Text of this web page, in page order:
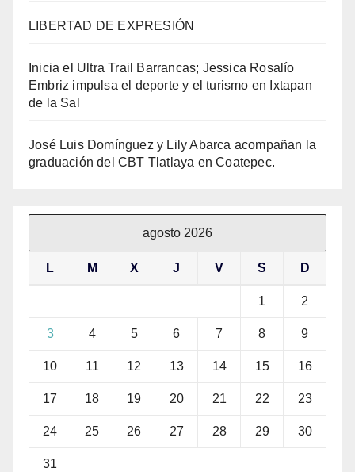
LIBERTAD DE EXPRESIÓN
Inicia el Ultra Trail Barrancas; Jessica Rosalío
Embriz impulsa el deporte y el turismo en Ixtapan
de la Sal
José Luis Domínguez y Lily Abarca acompañan la
graduación del CBT Tlatlaya en Coatepec.
agosto 2026
L M X J V S D
1 2
3 4 5 6 7 8 9
10 11 12 13 14 15 16
17 18 19 20 21 22 23
24 25 26 27 28 29 30
31